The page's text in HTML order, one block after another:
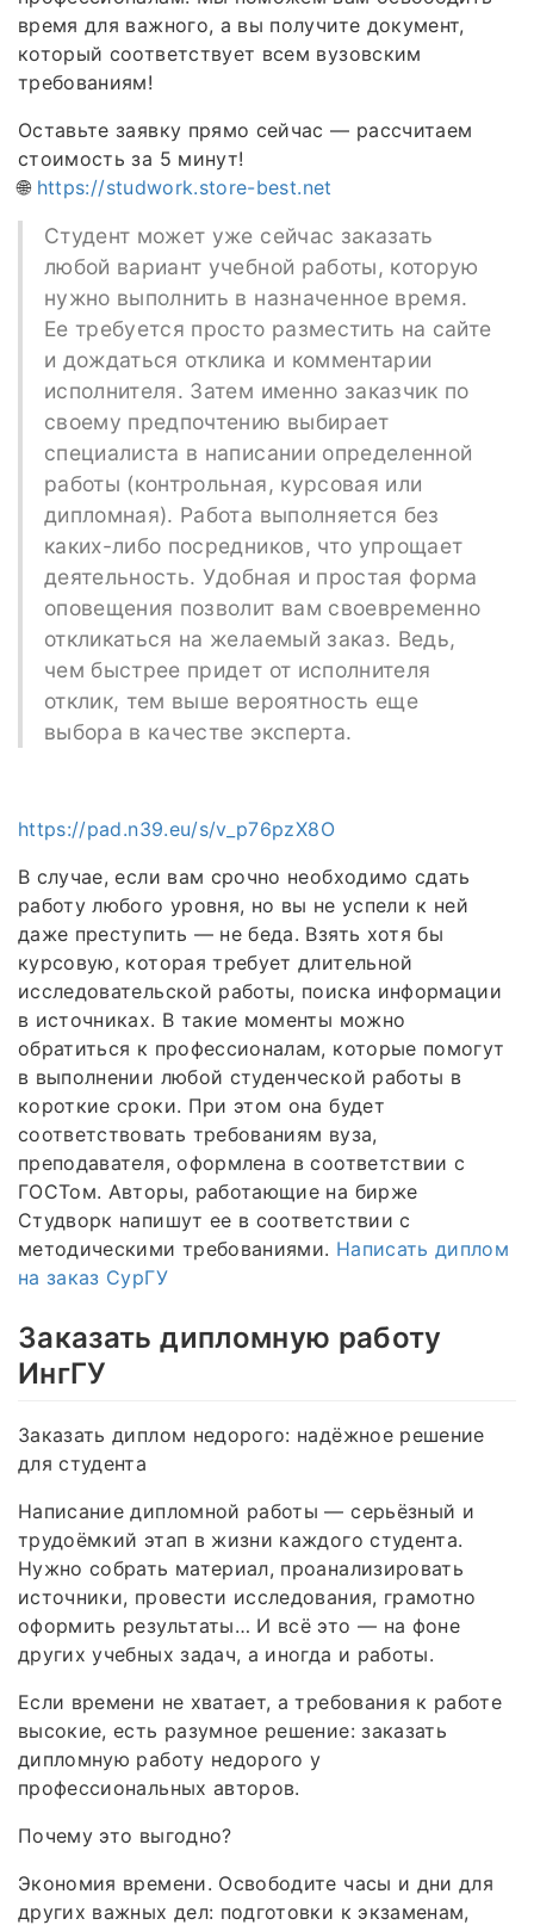
время для важного, а вы получите документ,
который соответствует всем вузовским
требованиям!
Оставьте заявку прямо сейчас — рассчитаем
стоимость за 5 минут!
🌐 https://studwork.store-best.net
Студент может уже сейчас заказать
любой вариант учебной работы, которую
нужно выполнить в назначенное время.
Ее требуется просто разместить на сайте
и дождаться отклика и комментарии
исполнителя. Затем именно заказчик по
своему предпочтению выбирает
специалиста в написании определенной
работы (контрольная, курсовая или
дипломная). Работа выполняется без
каких-либо посредников, что упрощает
деятельность. Удобная и простая форма
оповещения позволит вам своевременно
откликаться на желаемый заказ. Ведь,
чем быстрее придет от исполнителя
отклик, тем выше вероятность еще
выбора в качестве эксперта.
https://pad.n39.eu/s/v_p76pzX8O
В случае, если вам срочно необходимо сдать
работу любого уровня, но вы не успели к ней
даже преступить — не беда. Взять хотя бы
курсовую, которая требует длительной
исследовательской работы, поиска информации
в источниках. В такие моменты можно
обратиться к профессионалам, которые помогут
в выполнении любой студенческой работы в
короткие сроки. При этом она будет
соответствовать требованиям вуза,
преподавателя, оформлена в соответствии с
ГОСТом. Авторы, работающие на бирже
Студворк напишут ее в соответствии с
методическими требованиями. Написать диплом
на заказ СурГУ
Заказать дипломную работу
ИнгГУ
Заказать диплом недорого: надёжное решение
для студента
Написание дипломной работы — серьёзный и
трудоёмкий этап в жизни каждого студента.
Нужно собрать материал, проанализировать
источники, провести исследования, грамотно
оформить результаты… И всё это — на фоне
других учебных задач, а иногда и работы.
Если времени не хватает, а требования к работе
высокие, есть разумное решение: заказать
дипломную работу недорого у
профессиональных авторов.
Почему это выгодно?
Экономия времени. Освободите часы и дни для
других важных дел: подготовки к экзаменам,